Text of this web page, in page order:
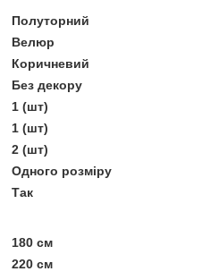
Полуторний
Велюр
Коричневий
Без декору
1 (шт)
1 (шт)
2 (шт)
Одного розміру
Так
180 см
220 см